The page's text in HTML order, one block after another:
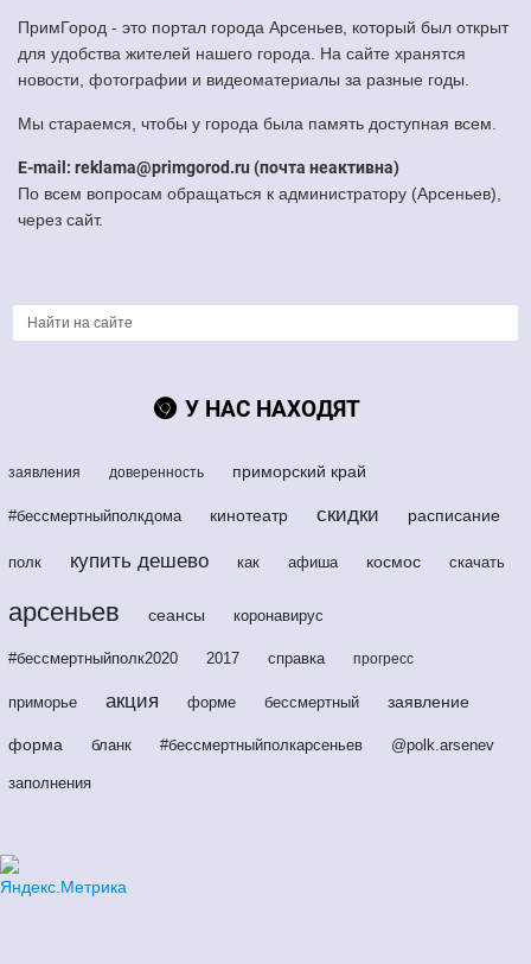
ПримГород - это портал города Арсеньев, который был открыт
для удобства жителей нашего города. На сайте хранятся
новости, фотографии и видеоматериалы за разные годы.
Мы стараемся, чтобы у города была память доступная всем.
E-mail: reklama@primgorod.ru (почта неактивна)
По всем вопросам обращаться к администратору (Арсеньев),
через сайт.
У НАС НАХОДЯТ
заявления доверенность приморский край
#бессмертныйполкдома кинотеатр скидки расписание
полк купить дешево как афиша космос скачать
арсеньев сеансы коронавирус
#бессмертныйполк2020 2017 справка прогресс
приморье акция форме бессмертный заявление
форма бланк #бессмертныйполкарсеньев @polk.arsenev
заполнения